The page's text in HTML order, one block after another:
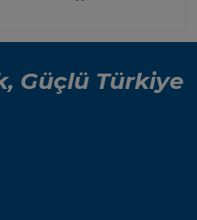
Güçlü Türkiye